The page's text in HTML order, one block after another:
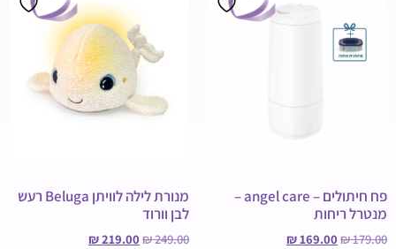
פח חיתולים – angel care –
מנטרל ריחות
₪179.00
₪169.00
מנורת לילה לוויתן Beluga רעש
לבן וורוד
₪249.00
₪219.00